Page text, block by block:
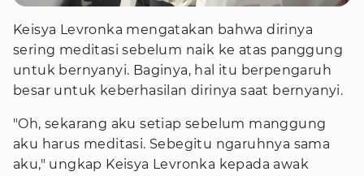
Keisya Levronka mengatakan bahwa dirinya
sering meditasi sebelum naik ke atas panggung
untuk bernyanyi. Baginya, hal itu berpengaruh
besar untuk keberhasilan dirinya saat bernyanyi.
"Oh, sekarang aku setiap sebelum manggung
aku harus meditasi. Sebegitu ngaruhnya sama
aku," ungkap Keisya Levronka kepada awak